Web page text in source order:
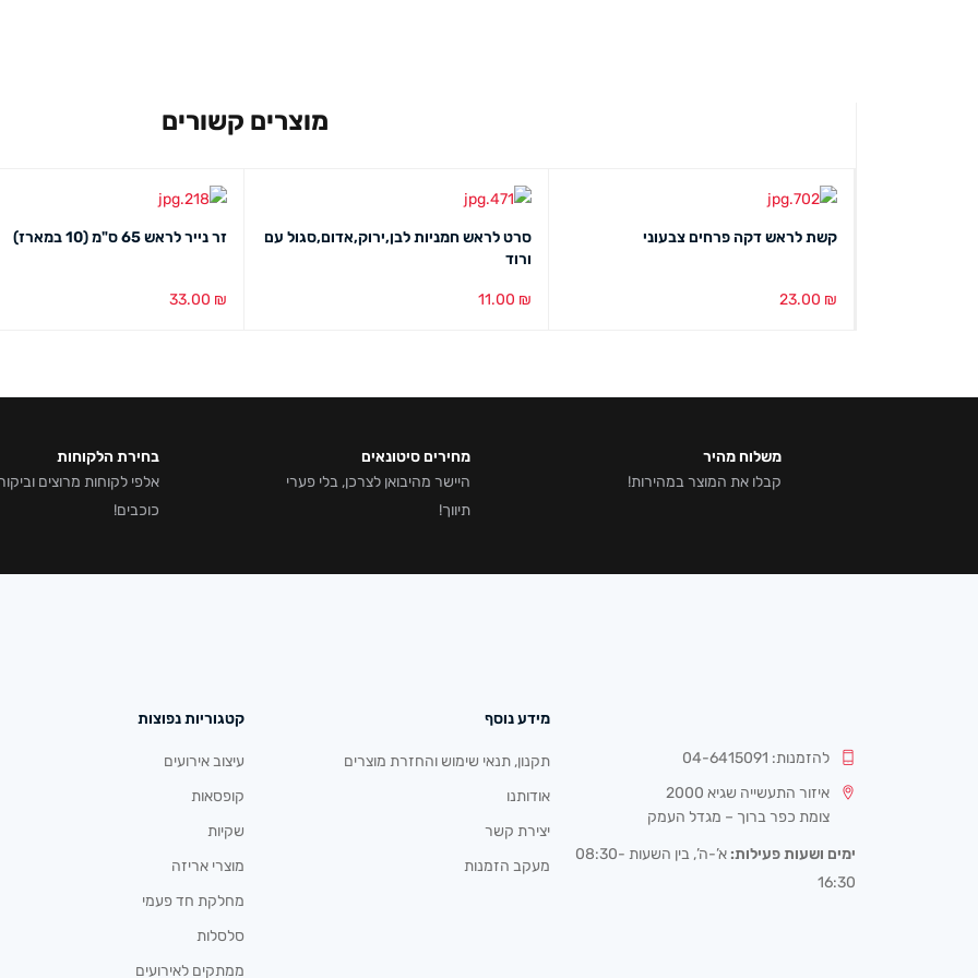
מוצרים קשורים
קשת לראש דקה פרחים צבעוני
23.00 ₪
סרט לראש חמניות לבן,ירוק,אדום,סגול עם
ורוד
11.00 ₪
זר נייר לראש 65 ס"מ (10 במארז)
33.00 ₪
משלוח מהיר
קבלו את המוצר במהירות!
מחירים סיטונאים
היישר מהיבואן לצרכן, בלי פערי
תיווך!
בחירת הלקוחות
כוכבים!
להזמנות: 04-6415091
איזור התעשייה שגיא 2000
צומת כפר ברוך – מגדל העמק
ימים ושעות פעילות:
א’-ה’, בין השעות 08:30-
16:30
מידע נוסף
תקנון, תנאי שימוש והחזרת מוצרים
אודותנו
יצירת קשר
מעקב הזמנות
קטגוריות נפוצות
עיצוב אירועים
קופסאות
שקיות
מוצרי אריזה
מחלקת חד פעמי
סלסלות
ממתקים לאירועים